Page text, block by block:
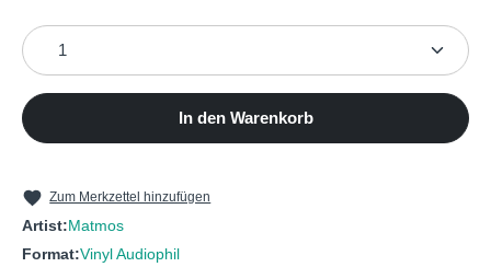
Produkt Anzahl: Gib den gewünschten Wert ein
In den Warenkorb
Zum Merkzettel hinzufügen
Artist:Matmos
Format:Vinyl Audiophil